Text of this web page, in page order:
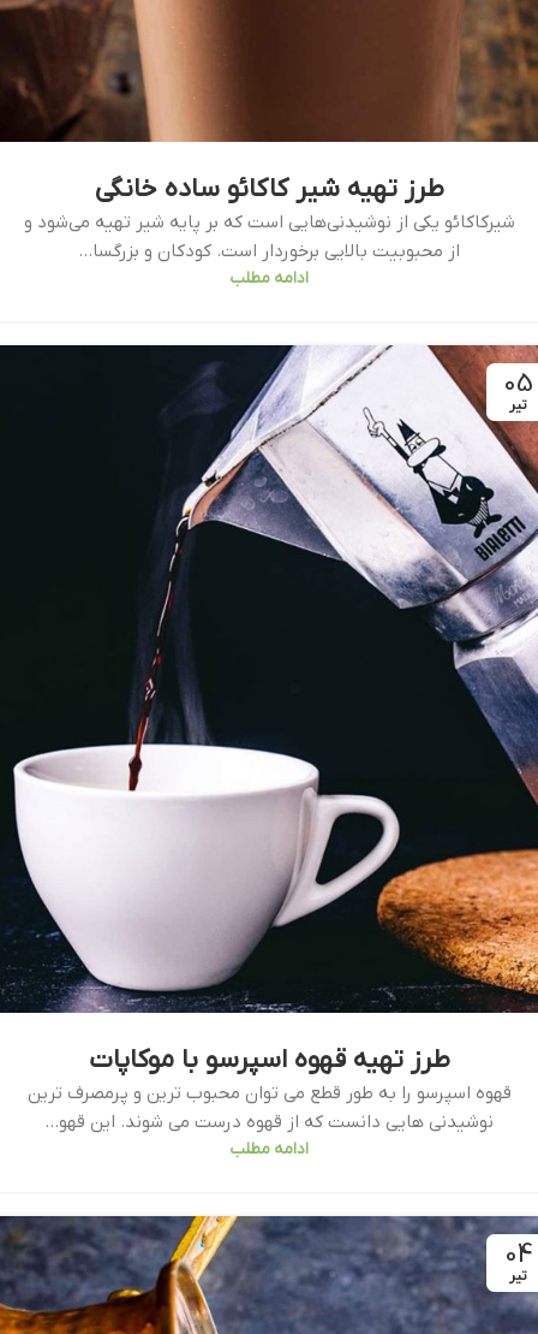
طرز تهیه شیر کاکائو ساده خانگی
شیرکاکائو یکی از نوشیدنی‌هایی است که بر پایه شیر تهیه می‌شود و
از محبوبیت بالایی برخوردار است. کودکان و بزرگسا...
ادامه مطلب
05
تیر
طرز تهیه قهوه اسپرسو با موکاپات
قهوه اسپرسو را به طور قطع می توان محبوب ترین و پرمصرف ترین
نوشیدنی هایی دانست که از قهوه درست می شوند. این قهو...
ادامه مطلب
04
تیر